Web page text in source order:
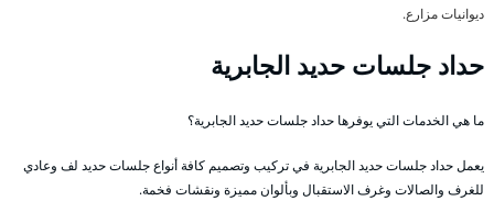
ديوانيات مزارع.
حداد جلسات حديد الجابرية
ما هي الخدمات التي يوفرها حداد جلسات حديد الجابرية؟
يعمل حداد جلسات حديد الجابرية في تركيب وتصميم كافة أنواع جلسات حديد لف وعادي
للغرف والصالات وغرف الاستقبال وبألوان مميزة ونقشات فخمة.